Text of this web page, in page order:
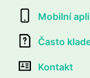
Mobilní
Často
Kontakt